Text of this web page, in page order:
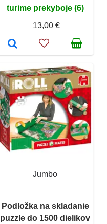
turime prekyboje (6)
13,00 €
Jumbo
Podložka na skladanie
puzzle do 1500 dielikov